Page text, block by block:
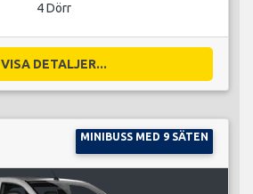
4 Dörr
VISA DETALJER...
MINIBUSS MED 9 SÄTEN